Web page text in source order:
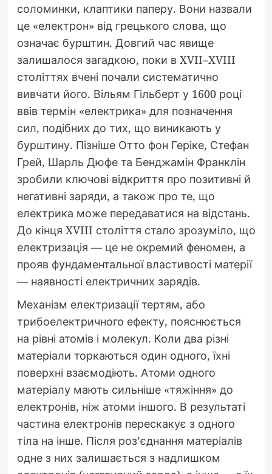
соломинки, клаптики паперу. Вони назвали
це «електрон» від грецького слова, що
означає бурштин. Довгий час явище
залишалося загадкою, поки в XVII–XVIII
століттях вчені почали систематично
вивчати його. Вільям Гільберт у 1600 році
ввів термін «електрика» для позначення
сил, подібних до тих, що виникають у
бурштину. Пізніше Отто фон Геріке, Стефан
Грей, Шарль Дюфе та Бенджамін Франклін
зробили ключові відкриття про позитивні й
негативні заряди, а також про те, що
електрика може передаватися на відстань.
До кінця XVIII століття стало зрозуміло, що
електризація — це не окремий феномен, а
прояв фундаментальної властивості матерії
— наявності електричних зарядів.
Механізм електризації тертям, або
трибоелектричного ефекту, пояснюється
на рівні атомів і молекул. Коли два різні
матеріали торкаються один одного, їхні
поверхні взаємодіють. Атоми одного
матеріалу мають сильніше «тяжіння» до
електронів, ніж атоми іншого. В результаті
частина електронів перескакує з одного
тіла на інше. Після роз’єднання матеріалів
одне з них залишається з надлишком